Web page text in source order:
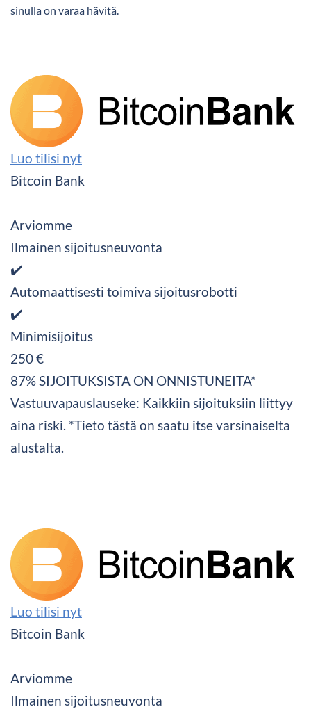
sinulla on varaa hävitä.
Luo tilisi nyt
Bitcoin Bank
Arviomme
Ilmainen sijoitusneuvonta
✔️
Automaattisesti toimiva sijoitusrobotti
✔️
Minimisijoitus
250 €
87% SIJOITUKSISTA ON ONNISTUNEITA*
Vastuuvapauslauseke: Kaikkiin sijoituksiin liittyy
aina riski. *Tieto tästä on saatu itse varsinaiselta
alustalta.
Luo tilisi nyt
Bitcoin Bank
Arviomme
Ilmainen sijoitusneuvonta